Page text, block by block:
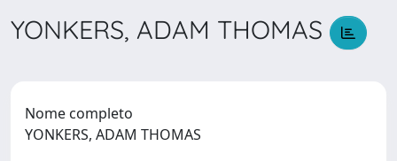
YONKERS, ADAM THOMAS
Nome completo
YONKERS, ADAM THOMAS